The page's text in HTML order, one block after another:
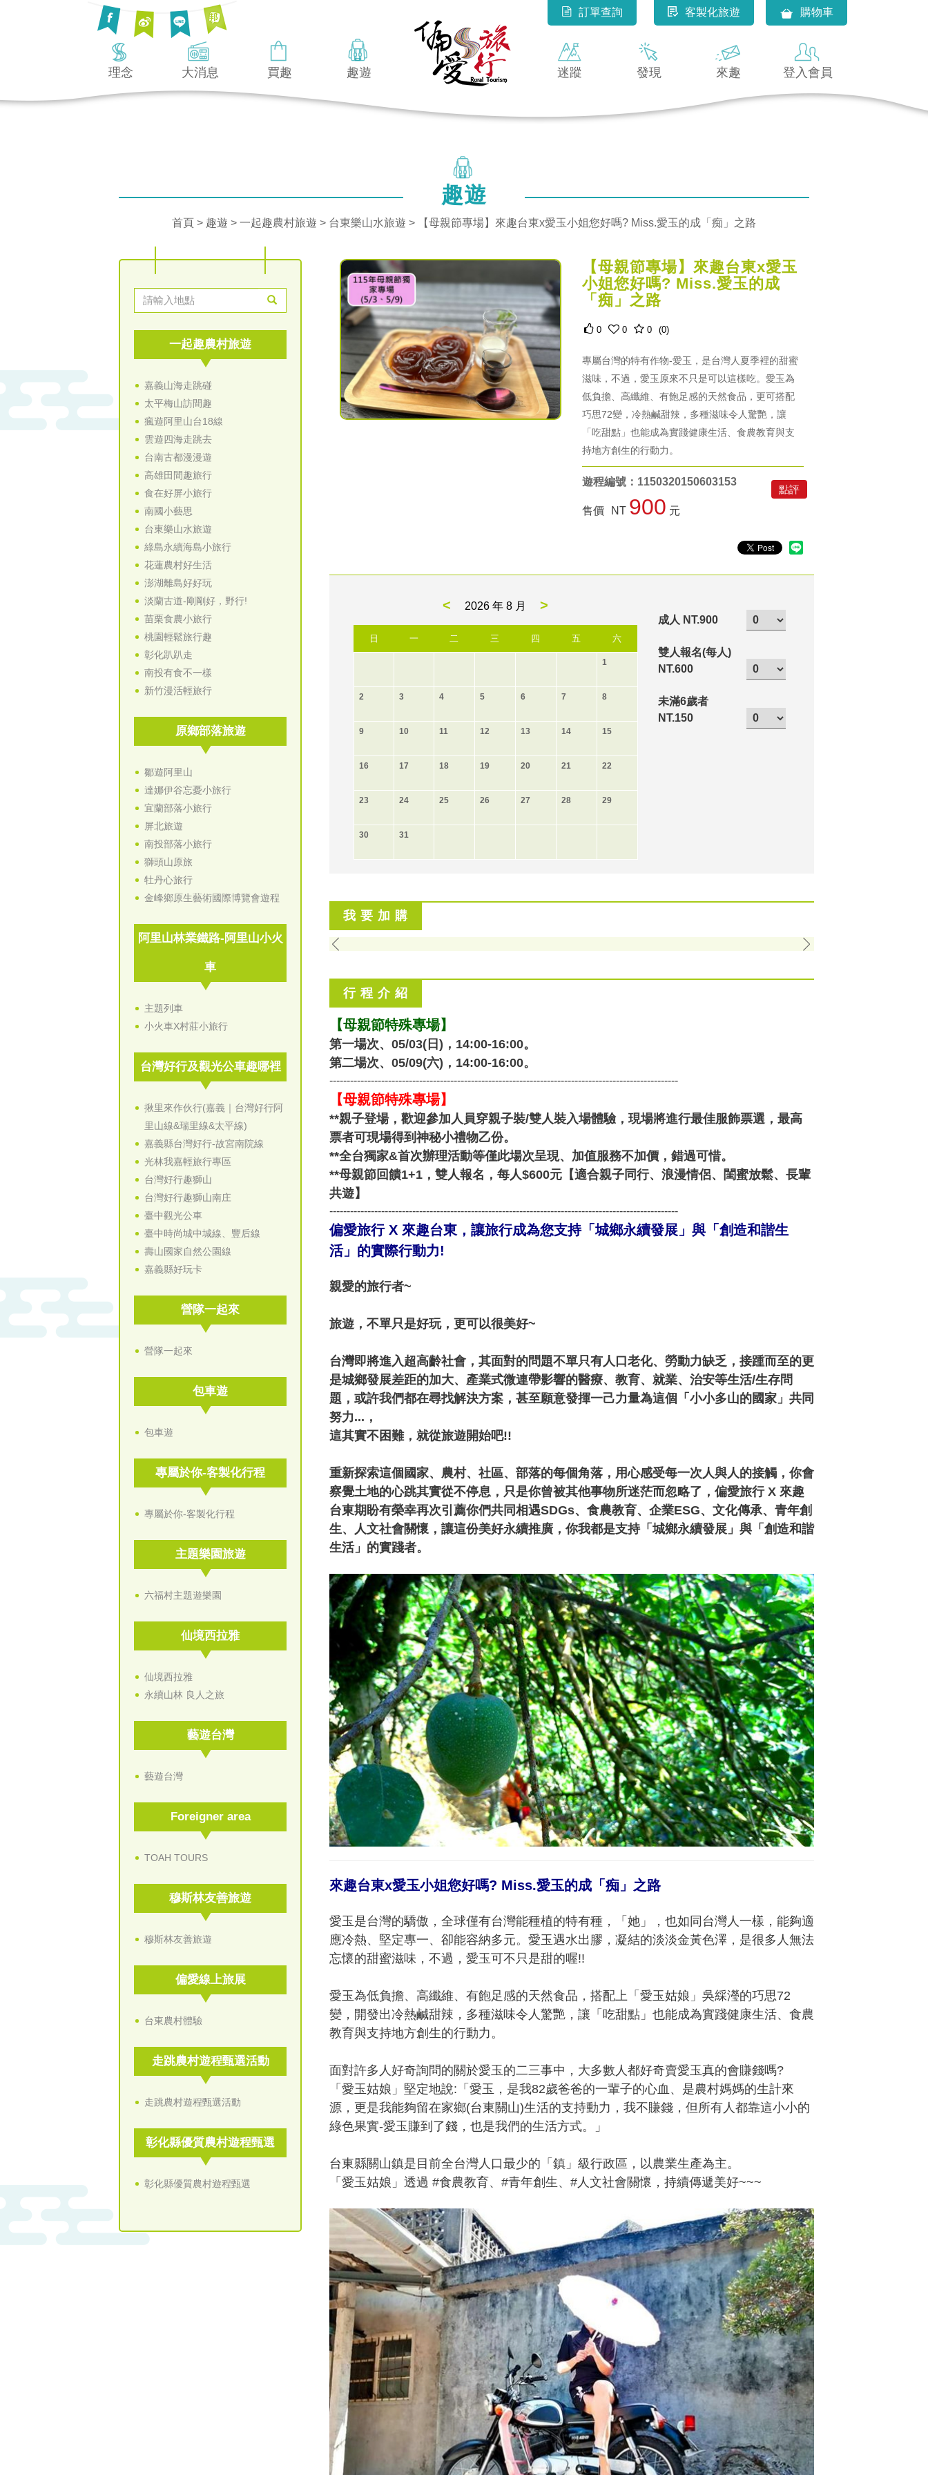
購物車
客製化旅遊
訂單查詢
理念 大消息 買趣 趣遊 迷蹤 發現 來趣 登入會員
趣遊
首頁 > 趣遊 > 一起趣農村旅遊 > 台東樂山水旅遊 > 【母親節專場】來趣台東x愛玉小姐您好嗎? Miss.愛玉的成「痴」之路
一起趣農村旅遊
嘉義山海走跳碰
太平梅山訪間趣
瘋遊阿里山台18線
雲遊四海走跳去
台南古都漫漫遊
高雄田間趣旅行
食在好屏小旅行
南國小藝思
台東樂山水旅遊
綠島永續海島小旅行
花蓮農村好生活
澎湖離島好好玩
淡蘭古道-剛剛好，野行!
苗栗食農小旅行
桃園輕鬆旅行趣
彰化趴趴走
南投有食不一樣
新竹漫活輕旅行
原鄉部落旅遊
鄒遊阿里山
達娜伊谷忘憂小旅行
宜蘭部落小旅行
屏北旅遊
南投部落小旅行
獅頭山原旅
牡丹心旅行
金峰鄉原生藝術國際博覽會遊程
阿里山林業鐵路-阿里山小火
車
主題列車
小火車X村莊小旅行
台灣好行及觀光公車趣哪裡
揪里來作伙行(嘉義｜台灣好行阿
里山線&瑞里線&太平線)
嘉義縣台灣好行-故宮南院線
光林我嘉輕旅行專區
台灣好行趣獅山
台灣好行趣獅山南庄
臺中觀光公車
臺中時尚城中城線、豐后線
壽山國家自然公園線
嘉義縣好玩卡
營隊一起來
營隊一起來
包車遊
包車遊
專屬於你-客製化行程
專屬於你-客製化行程
主題樂園旅遊
六福村主題遊樂園
仙境西拉雅
仙境西拉雅
永續山林 良人之旅
藝遊台灣
藝遊台灣
Foreigner area
TOAH TOURS
穆斯林友善旅遊
穆斯林友善旅遊
偏愛線上旅展
台東農村體驗
走跳農村遊程甄選活動
走跳農村遊程甄選活動
彰化縣優質農村遊程甄選
彰化縣優質農村遊程甄選
【母親節專場】來趣台東x愛玉
小姐您好嗎? Miss.愛玉的成
「痴」之路
0 0 0 (0)
專屬台灣的特有作物-愛玉，是台灣人夏季裡的甜蜜
滋味，不過，愛玉原來不只是可以這樣吃。愛玉為
低負擔、高纖維、有飽足感的天然食品，更可搭配
巧思72變，冷熱鹹甜辣，多種滋味令人驚艷，讓
「吃甜點」也能成為實踐健康生活、食農教育與支
持地方創生的行動力。
點評
遊程編號：1150320150603153
售價 NT 900 元
< 2026 年 8 月 >
日 一 二 三 四 五 六
1
2 3 4 5 6 7 8
9 10 11 12 13 14 15
16 17 18 19 20 21 22
23 24 25 26 27 28 29
30 31
成人 NT.900
雙人報名(每人)
NT.600
未滿6歲者
NT.150
我 要 加 購
行 程 介 紹
​【母親節特殊專場】
​第一場次、05/03(日)，14:00-16:00。
第二場次、05/09(六)，14:00-16:00。
-----------------------------------------------------------------------------------------------------
【母親節特殊專場】
**親子登場，歡迎參加人員穿親子裝/雙人裝入場體驗，現場將進行最佳服飾票選，最高
票者可現場得到神秘小禮物乙份。
**全台獨家&首次辦理活動等僅此場次呈現、加值服務不加價，錯過可惜。
**母親節回饋1+1，雙人報名，每人$600元【適合親子同行、浪漫情侶、閨蜜放鬆、長輩
共遊】
-----------------------------------------------------------------------------------------------------
偏愛旅行 X 來趣台東，讓旅行成為您支持「城鄉永續發展」與「創造和諧生
活」的實際行動力!
親愛的旅行者~
旅遊，不單只是好玩，更可以很美好~
台灣即將進入超高齡社會，其面對的問題不單只有人口老化、勞動力缺乏，接踵而至的更
是城鄉發展差距的加大、產業式微連帶影響的醫療、教育、就業、治安等生活/生存問
題，或許我們都在尋找解決方案，甚至願意發揮一己力量為這個「小小多山的國家」共同
努力...，
這其實不困難，就從旅遊開始吧!!
重新探索這個國家、農村、社區、部落的每個角落，用心感受每一次人與人的接觸，你會
察覺土地的心跳其實從不停息，只是你曾被其他事物所迷茫而忽略了，偏愛旅行 X 來趣
台東期盼有榮幸再次引薦你們共同相遇SDGs、食農教育、企業ESG、文化傳承、青年創
生、人文社會關懷，讓這份美好永續推廣，你我都是支持「城鄉永續發展」與「創造和諧
生活」的實踐者。
來趣台東x愛玉小姐您好嗎? Miss.愛玉的成「痴」之路
愛玉是台灣的驕傲，全球僅有台灣能種植的特有種，「她」，也如同台灣人一樣，能夠適
應冷熱、堅定專一、卻能容納多元。愛玉遇水出膠，凝結的淡淡金黃色澤，是很多人無法
忘懷的甜蜜滋味，不過，愛玉可不只是甜的喔!!
愛玉為低負擔、高纖維、有飽足感的天然食品，搭配上「愛玉姑娘」吳綵瀅的巧思72
變，開發出冷熱鹹甜辣，多種滋味令人驚艷，讓「吃甜點」也能成為實踐健康生活、食農
教育與支持地方創生的行動力。
面對許多人好奇詢問的關於愛玉的二三事中，大多數人都好奇賣愛玉真的會賺錢嗎?
「愛玉姑娘」堅定地說:「愛玉，是我82歲爸爸的一輩子的心血、是農村媽媽的生計來
源，更是我能夠留在家鄉(台東關山)生活的支持動力，我不賺錢，但所有人都靠這小小的
綠色果實-愛玉賺到了錢，也是我們的生活方式。」
台東縣關山鎮是目前全台灣人口最少的「鎮」級行政區，以農業生產為主。
「愛玉姑娘」透過 #食農教育、#青年創生、#人文社會關懷，持續傳遞美好~~~